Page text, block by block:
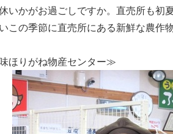
いかがお過ごしですか。直売所も初
この季節に直売所にある新鮮な農作
ほりがね物産センター≫